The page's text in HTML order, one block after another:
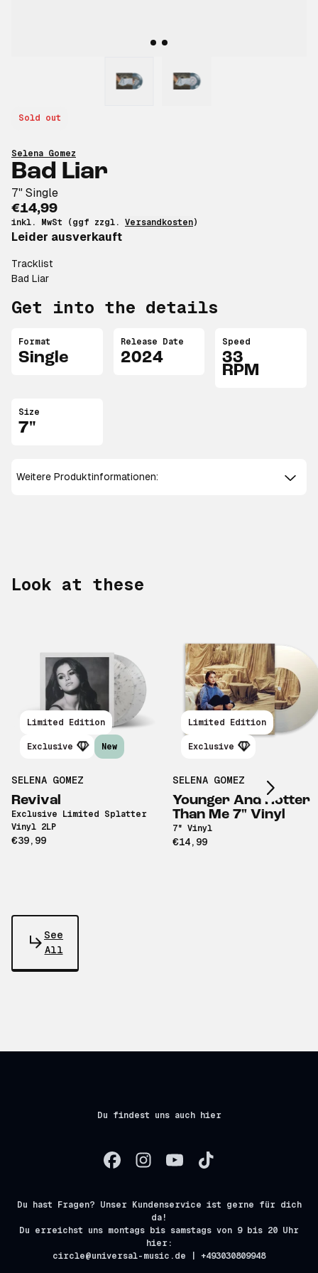
Selena Gomez
Bad Liar
7" Single
€14,99
inkl. MwSt (ggf zzgl. Versandkosten)
Leider ausverkauft
Tracklist
Bad Liar
Get into the details
Format
Single
Release Date
2024
Speed
33
RPM
Size
7"
Sold out
Weitere Produktinformationen:
Look at these
Limited Edition
Exclusive New
SELENA GOMEZ
Revival
Exclusive Limited Splatter
Vinyl 2LP
€39,99
Limited Edition
Exclusive
SELENA GOMEZ
Younger And Hotter
Than Me 7" Vinyl
7" Vinyl
€14,99
See
All
Du findest uns auch hier
Du hast Fragen? Unser Kundenservice ist gerne für dich
da!
Du erreichst uns montags bis samstags von 9 bis 20 Uhr
hier:
circle@universal-music.de | +493030809948